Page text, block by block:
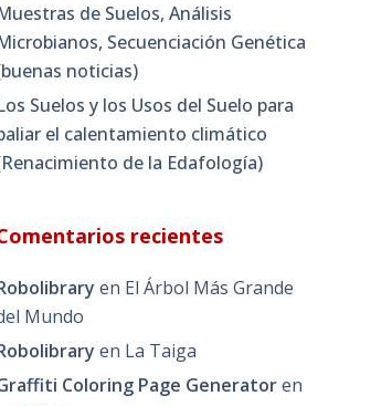
de Suelos, Análisis
Secuenciación Genética
noticias)
Suelos y los Usos del Suelo para
el calentamiento climático
de la Edafología)
recientes
en El Árbol Más Grande
Mundo
en La Taiga
Coloring Page Generatoren